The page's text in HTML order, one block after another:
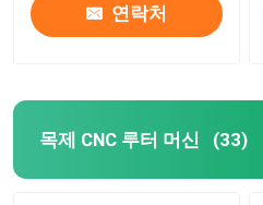
연락처
목제 CNC 루터 머신 (33)